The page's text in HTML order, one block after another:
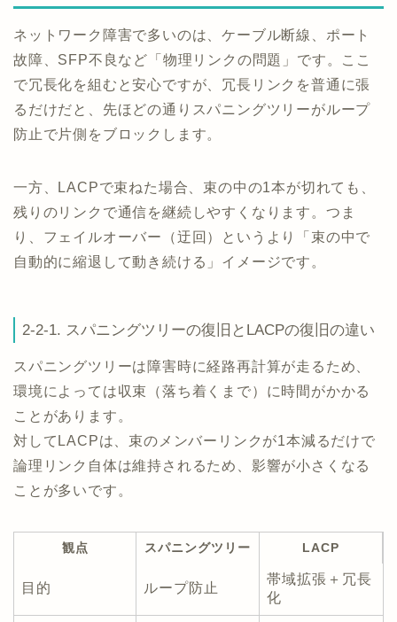
ネットワーク障害で多いのは、ケーブル断線、ポート
故障、SFP不良など「物理リンクの問題」です。ここ
で冗長化を組むと安心ですが、冗長リンクを普通に張
るだけだと、先ほどの通りスパニングツリーがループ
防止で片側をブロックします。
一方、LACPで束ねた場合、束の中の1本が切れても、
残りのリンクで通信を継続しやすくなります。つま
り、フェイルオーバー（迂回）というより「束の中で
自動的に縮退して動き続ける」イメージです。
2-2-1. スパニングツリーの復旧とLACPの復旧の違い
スパニングツリーは障害時に経路再計算が走るため、
環境によっては収束（落ち着くまで）に時間がかかる
ことがあります。
対してLACPは、束のメンバーリンクが1本減るだけで
論理リンク自体は維持されるため、影響が小さくなる
ことが多いです。
観点 スパニングツリー LACP
目的 ループ防止
帯域拡張＋冗長
化